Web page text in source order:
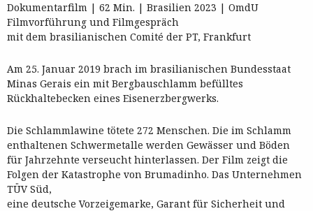
Dokumentarfilm | 62 Min. | Brasilien 2023 | OmdU
Filmvorführung und Filmgespräch
mit dem brasilianischen Comité der PT, Frankfurt
Am 25. Januar 2019 brach im brasilianischen Bundesstaat
Minas Gerais ein mit Bergbauschlamm befülltes
Rückhaltebecken eines Eisenerzbergwerks.
Die Schlammlawine tötete 272 Menschen. Die im Schlamm
enthaltenen Schwermetalle werden Gewässer und Böden
für Jahrzehnte verseucht hinterlassen. Der Film zeigt die
Folgen der Katastrophe von Brumadinho. Das Unternehmen
TÜV Süd,
eine deutsche Vorzeigemarke, Garant für Sicherheit und